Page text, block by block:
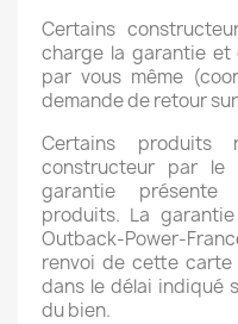
Certains
charge la garantie
par vous même
demande de retour
Certains produits
constructeur par le
garantie présente
produits. La
Outback-Power-
renvoi de cette
dans le délai indiqué
du bien.